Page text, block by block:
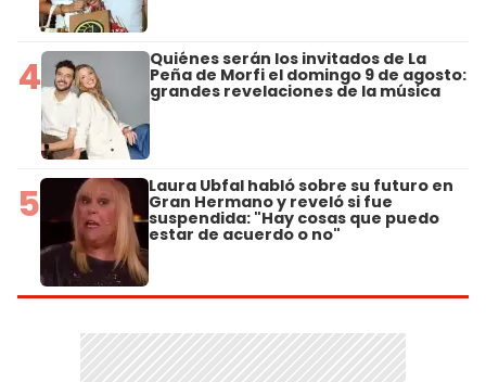
4 Quiénes serán los invitados de La
Peña de Morfi el domingo 9 de agosto:
grandes revelaciones de la música
5 Laura Ubfal habló sobre su futuro en
Gran Hermano y reveló si fue
suspendida: "Hay cosas que puedo
estar de acuerdo o no"